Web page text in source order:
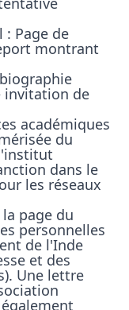
: Page de
montrant
invitation de
académiques
du
dans le
les réseaux
page du
personnelles
de l'Inde
et des
Une lettre